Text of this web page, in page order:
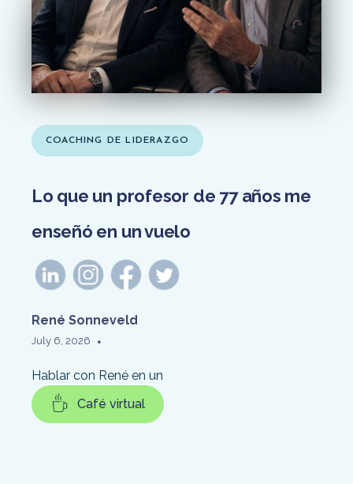
COACHING DE LIDERAZGO
Lo que un profesor de 77 años me
enseñó en un vuelo
July 6, 2026 •
René Sonneveld
Hablar con René en un
Café virtual